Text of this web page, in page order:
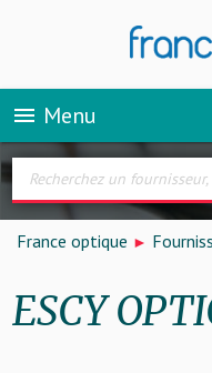
menu Menu
France optique
ESCY